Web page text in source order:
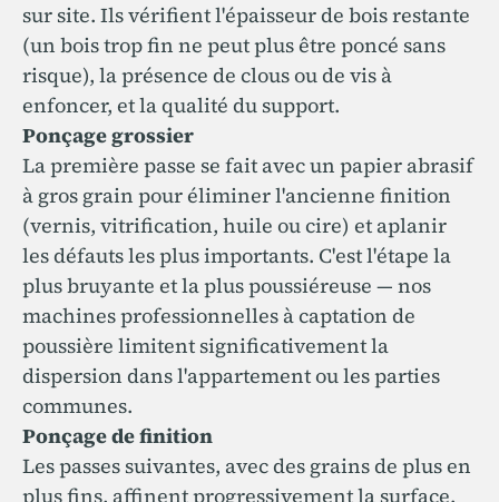
sur site. Ils vérifient l'épaisseur de bois restante
(un bois trop fin ne peut plus être poncé sans
risque), la présence de clous ou de vis à
enfoncer, et la qualité du support.
Ponçage grossier
La première passe se fait avec un papier abrasif
à gros grain pour éliminer l'ancienne finition
(vernis, vitrification, huile ou cire) et aplanir
les défauts les plus importants. C'est l'étape la
plus bruyante et la plus poussiéreuse — nos
machines professionnelles à captation de
poussière limitent significativement la
dispersion dans l'appartement ou les parties
communes.
Ponçage de finition
Les passes suivantes, avec des grains de plus en
plus fins, affinent progressivement la surface.